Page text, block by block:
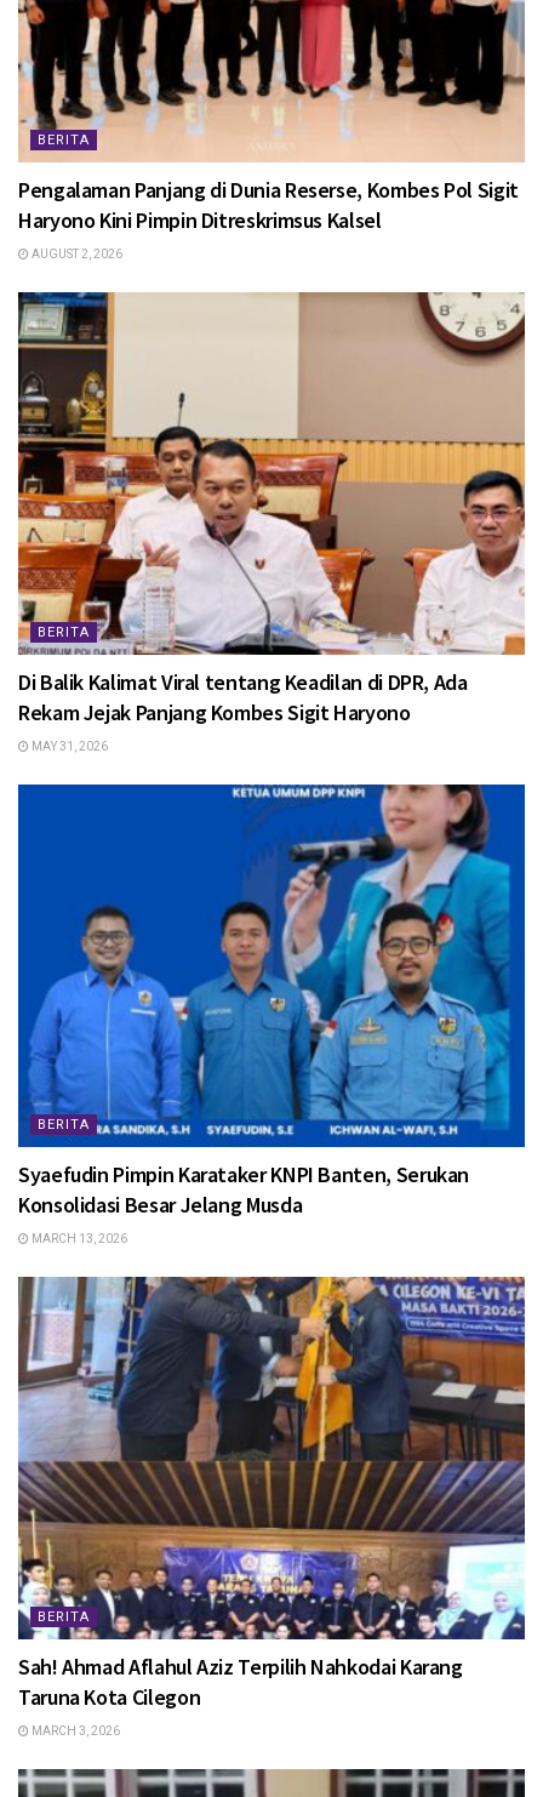
BERITA
Pengalaman Panjang di Dunia Reserse, Kombes Pol Sigit
Haryono Kini Pimpin Ditreskrimsus Kalsel
AUGUST 2, 2026
BERITA
Di Balik Kalimat Viral tentang Keadilan di DPR, Ada
Rekam Jejak Panjang Kombes Sigit Haryono
MAY 31, 2026
BERITA
Syaefudin Pimpin Karataker KNPI Banten, Serukan
Konsolidasi Besar Jelang Musda
MARCH 13, 2026
BERITA
Sah! Ahmad Aflahul Aziz Terpilih Nahkodai Karang
Taruna Kota Cilegon
MARCH 3, 2026